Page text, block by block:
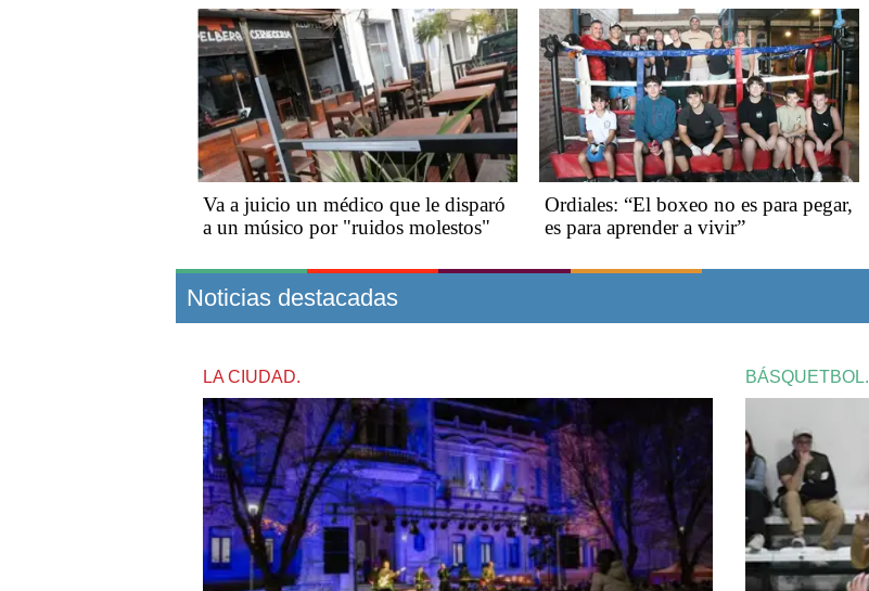
Va a juicio un médico que le disparó
a un músico por "ruidos molestos"
Ordiales: “El boxeo no es para pegar,
es para aprender a vivir”
Noticias destacadas
LA CIUDAD. BÁSQUETBOL.